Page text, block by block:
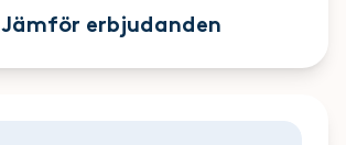
Jämför erbjudanden